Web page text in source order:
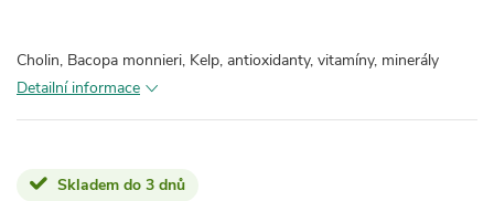
Cholin, Bacopa monnieri, Kelp, antioxidanty, vitamíny, minerály
Detailní informace
Skladem do 3 dnů